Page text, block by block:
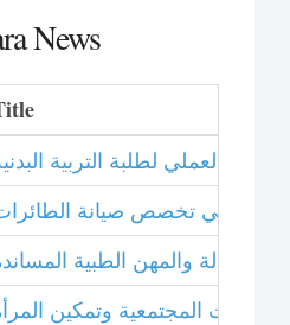
News
العملي لطلبة التربية
والمهن الطبية
المجتمعية وتمكين